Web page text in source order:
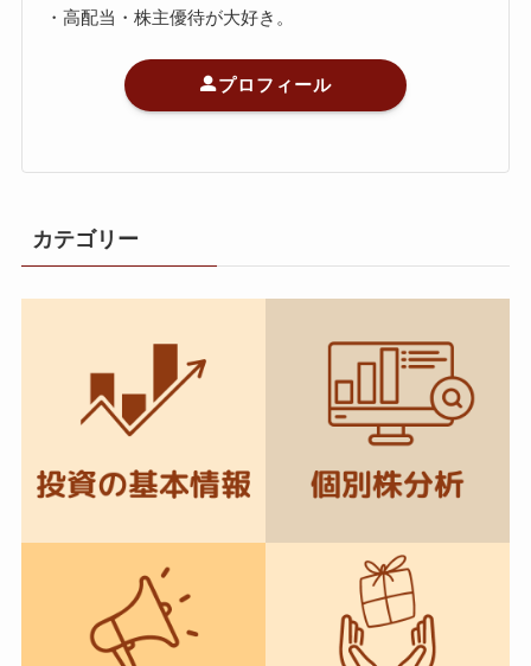
・高配当・株主優待が大好き。
プロフィール
カテゴリー